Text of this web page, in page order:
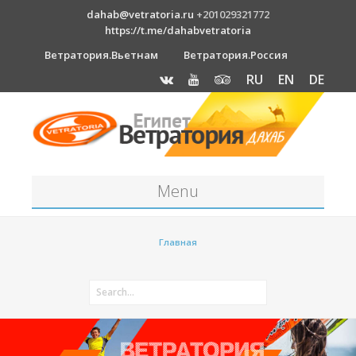
dahab@vetratoria.ru +201029321772
https://t.me/dahabvetratoria
Ветратория.Вьетнам
Ветратория.Россия
RU EN DE
Menu
Как к нам добраться?
Отель Canion
Главная